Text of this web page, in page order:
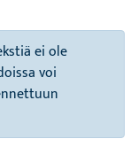
ei ole
voi